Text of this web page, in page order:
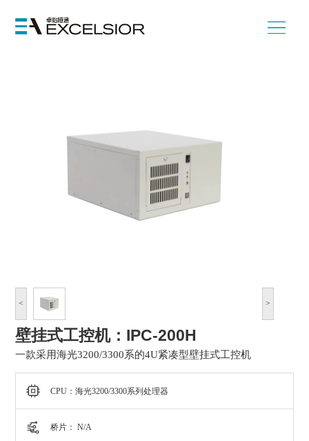
首页 >国产化产品
< >
壁挂式工控机：IPC-200H
一款采用海光3200/3300系的4U紧凑型壁挂式工控机
CPU：海光3200/3300系列处理器
桥片： N/A